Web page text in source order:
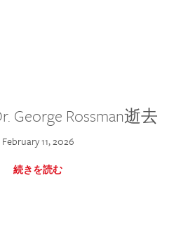
George Rossman逝去
February 11, 2026
続きを読む